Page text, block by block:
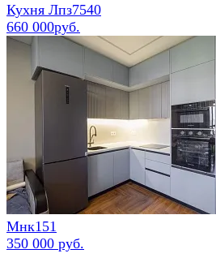
Кухня Лпз7540
660 000руб.
Мнк151
350 000 руб.